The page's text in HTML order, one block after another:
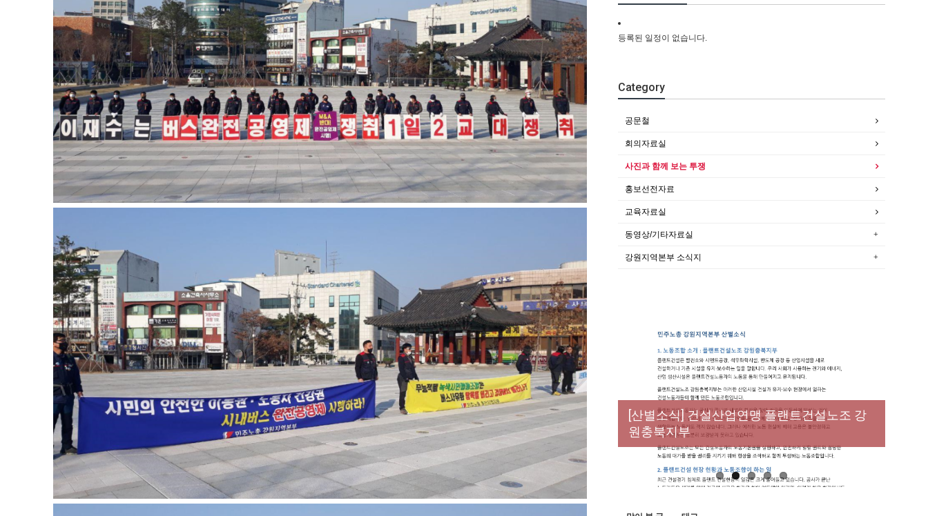
등록된 일정이 없습니다.
Category
공문철
회의자료실
사진과 함께 보는 투쟁
홍보선전자료
교육자료실
동영상/기타자료실
강원지역본부 소식지
[성명] 막을 수 있었던 죽음, HL만도가 책임져
라 : 청년노동자 사망사고의 철저한 진상규명
과 재발방지 대책 마련하라
[산별소식] 건설산업연맹 플랜트건설노조 강
원충북지부
[강릉,속초,원주,춘천] 폭염감시단 사업 이모저
모
[조합원☆인터뷰] 서비스연맹 전국학교비정
규직노동조합 강원지부 김유미 춘천지회장
[본부소식] 강원지역 노동자 합창단 모임